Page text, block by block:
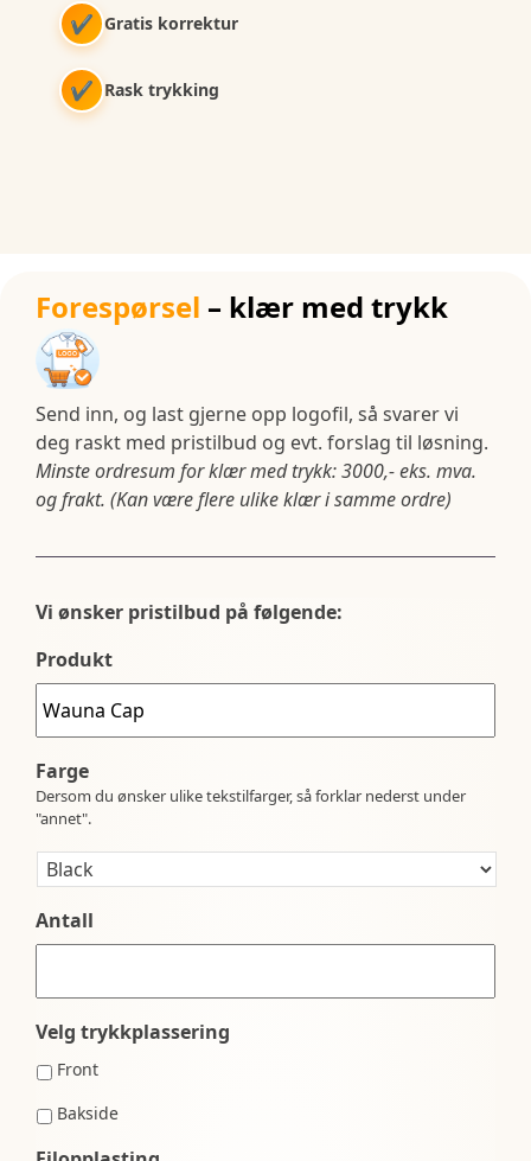
✔ Gratis korrektur
✔ Rask trykking
Forespørsel – klær med trykk
Send inn, og last gjerne opp logofil, så svarer vi
deg raskt med pristilbud og evt. forslag til løsning.
Minste ordresum for klær med trykk: 3000,- eks. mva.
og frakt. (Kan være flere ulike klær i samme ordre)
Vi ønsker pristilbud på følgende:
Produkt
Farge
Dersom du ønsker ulike tekstilfarger, så forklar nederst under
"annet".
Antall
Velg trykkplassering
Front
Bakside